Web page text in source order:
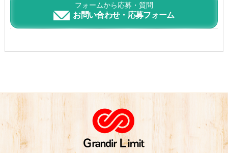
フォームから応募・質問
お問い合わせ・応募フォーム